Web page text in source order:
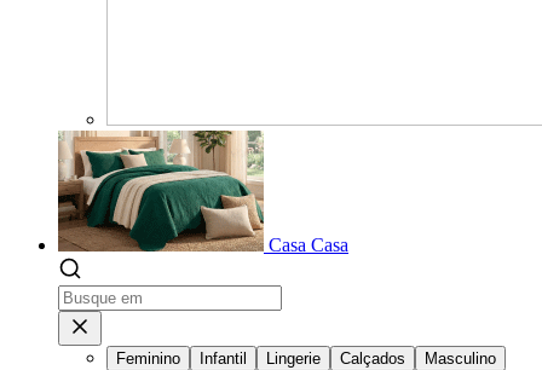
Casa Casa
Feminino Infantil Lingerie Calçados
Masculino